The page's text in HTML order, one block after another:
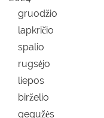
gruodžio
lapkričio
spalio
rugsėjo
liepos
birželio
gegužės